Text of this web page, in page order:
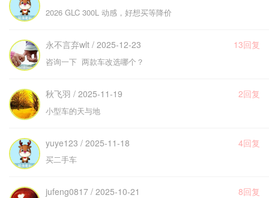
2026 GLC 300L 动感，好想买等降价
永不言弃wlt / 2025-12-23 13回复
咨询一下 两款车改选哪个？
秋飞羽 / 2025-11-19 2回复
小型车的天与地
yuye123 / 2025-11-18 4回复
买二手车
jufeng0817 / 2025-10-21 8回复